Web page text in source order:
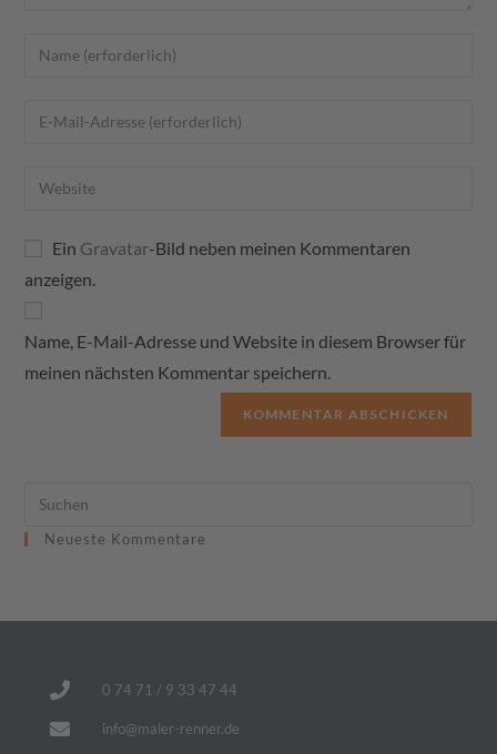
Ein Gravatar-Bild neben meinen Kommentaren
anzeigen.
Name, E-Mail-Adresse und Website in diesem Browser für
meinen nächsten Kommentar speichern.
Neueste Kommentare
0 74 71 / 9 33 47 44
info@maler-renner.de